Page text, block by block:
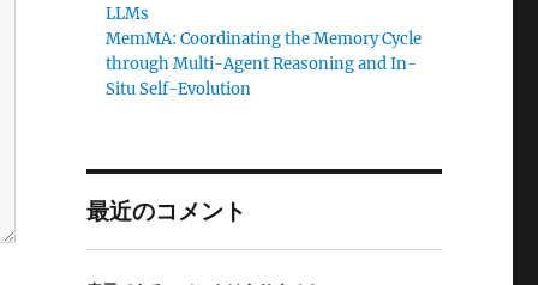
LLMs
MemMA: Coordinating the Memory Cycle
through Multi-Agent Reasoning and In-
Situ Self-Evolution
最近のコメント